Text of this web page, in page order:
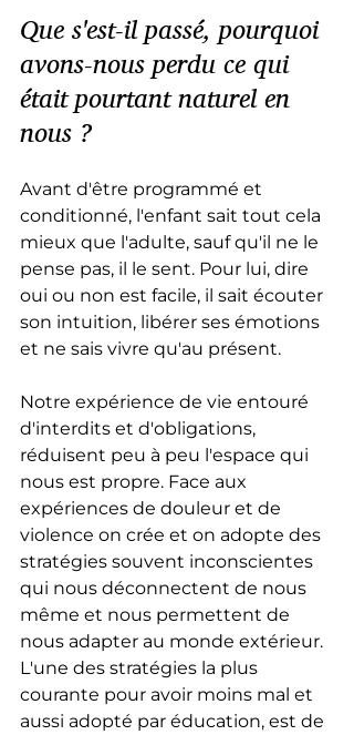
Que s'est-il passé, pourquoi
avons-nous perdu ce qui
était pourtant naturel en
nous ?
Avant d'être programmé et
conditionné, l'enfant sait tout cela
mieux que l'adulte, sauf qu'il ne le
pense pas, il le sent. Pour lui, dire
oui ou non est facile, il sait écouter
son intuition, libérer ses émotions
et ne sais vivre qu'au présent.
Notre expérience de vie entouré
d'interdits et d'obligations,
réduisent peu à peu l'espace qui
nous est propre. Face aux
expériences de douleur et de
violence on crée et on adopte des
stratégies souvent inconscientes
qui nous déconnectent de nous
même et nous permettent de
nous adapter au monde extérieur.
L'une des stratégies la plus
courante pour avoir moins mal et
aussi adopté par éducation, est de